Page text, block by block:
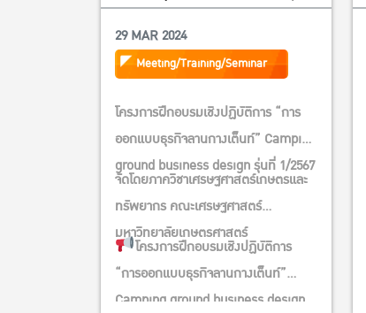
29 MAR 2024
Meeting/Training/Seminar
โครงการฝึกอบรมเชิงปฏิบัติการ “การ
ออกแบบธุรกิจลานกางเต็นท์” Camping
ground business design รุ่นที่ 1/2567
จัดโดยภาควิชาเศรษฐศาสตร์เกษตรและ
ทรัพยากร คณะเศรษฐศาสตร์
มหาวิทยาลัยเกษตรศาสตร์
โครงการฝึกอบรมเชิงปฏิบัติการ
“การออกแบบธุรกิจลานกางเต็นท์”
Camping ground business design